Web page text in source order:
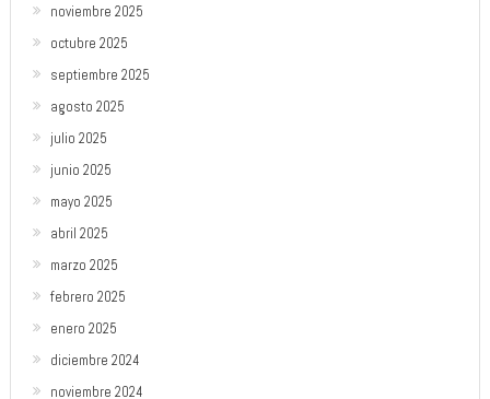
noviembre 2025
octubre 2025
septiembre 2025
agosto 2025
julio 2025
junio 2025
mayo 2025
abril 2025
marzo 2025
febrero 2025
enero 2025
diciembre 2024
noviembre 2024